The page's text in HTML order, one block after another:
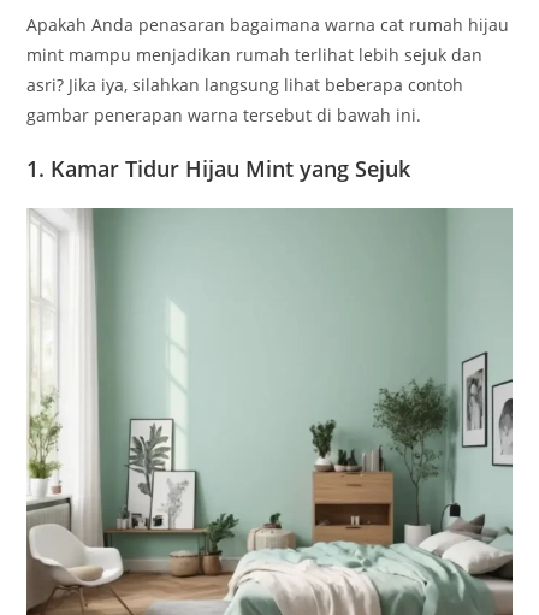
Apakah Anda penasaran bagaimana warna cat rumah hijau
mint mampu menjadikan rumah terlihat lebih sejuk dan
asri? Jika iya, silahkan langsung lihat beberapa contoh
gambar penerapan warna tersebut di bawah ini.
1. Kamar Tidur Hijau Mint yang Sejuk